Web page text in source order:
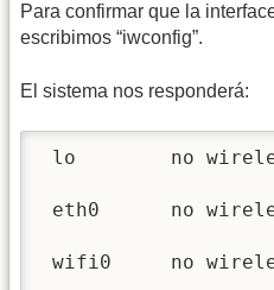
Para confirmar que la
escribimos “iwconfig”.
El sistema nos responderá:
lo        no
eth0      no
wifi0     no